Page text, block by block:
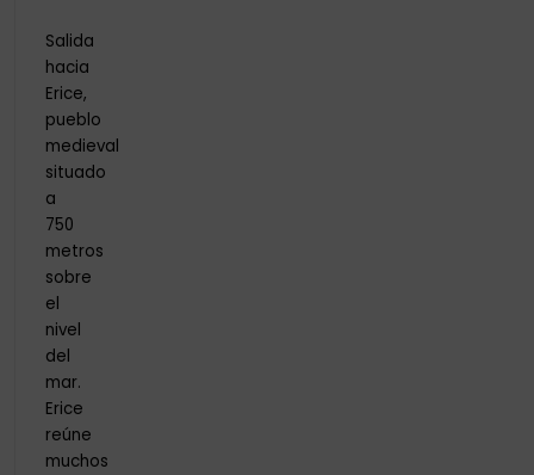
Salida
hacia
Erice,
pueblo
medieval
situado
a
750
metros
sobre
el
nivel
del
mar.
Erice
reúne
muchos